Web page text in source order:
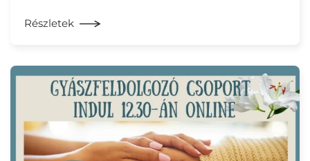
Részletek